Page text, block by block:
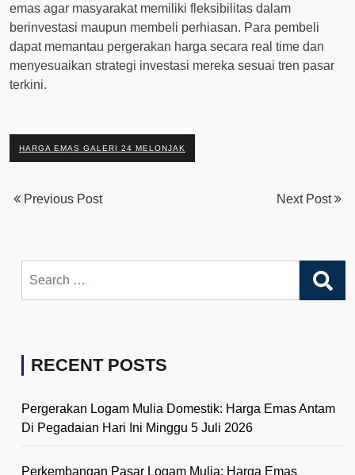
emas agar masyarakat memiliki fleksibilitas dalam
berinvestasi maupun membeli perhiasan. Para pembeli
dapat memantau pergerakan harga secara real time dan
menyesuaikan strategi investasi mereka sesuai tren pasar
terkini.
HARGA EMAS GALERI 24 MELONJAK
Previous Post Next Post
for:
RECENT POSTS
Pergerakan Logam Mulia Domestik: Harga Emas Antam
Di Pegadaian Hari Ini Minggu 5 Juli 2026
Perkembangan Pasar Logam Mulia: Harga Emas